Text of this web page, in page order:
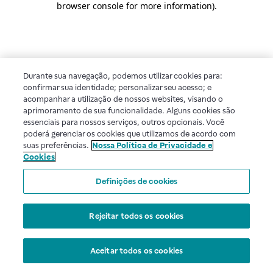
browser console for more information).
Durante sua navegação, podemos utilizar cookies para:
confirmar sua identidade; personalizar seu acesso; e
acompanhar a utilização de nossos websites, visando o
aprimoramento de sua funcionalidade. Alguns cookies são
essenciais para nossos serviços, outros opcionais. Você
poderá gerenciar os cookies que utilizamos de acordo com
suas preferências. Nossa Política de Privacidade e
Cookies
Definições de cookies
Rejeitar todos os cookies
Aceitar todos os cookies